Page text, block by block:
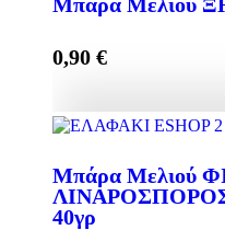
quantity
Μπάρα Μελιού
0,90 €
Μπάρα Μελιού
ΛΙΝΑΡΟΣΠΟΡΟΣ
40γρ